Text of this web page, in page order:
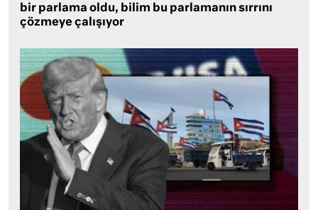
bir parlama oldu, bilim bu parlamanın sırrını
çözmeye çalışıyor